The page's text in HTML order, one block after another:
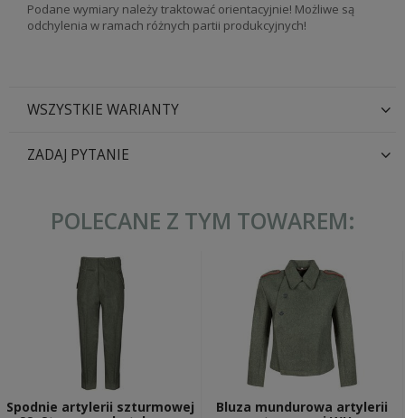
Podane wymiary należy traktować orientacyjnie! Możliwe są
odchylenia w ramach różnych partii produkcyjnych!
WSZYSTKIE WARIANTY
ZADAJ PYTANIE
POLECANE Z TYM TOWAREM:
Spodnie artylerii szturmowej
Bluza mundurowa artylerii